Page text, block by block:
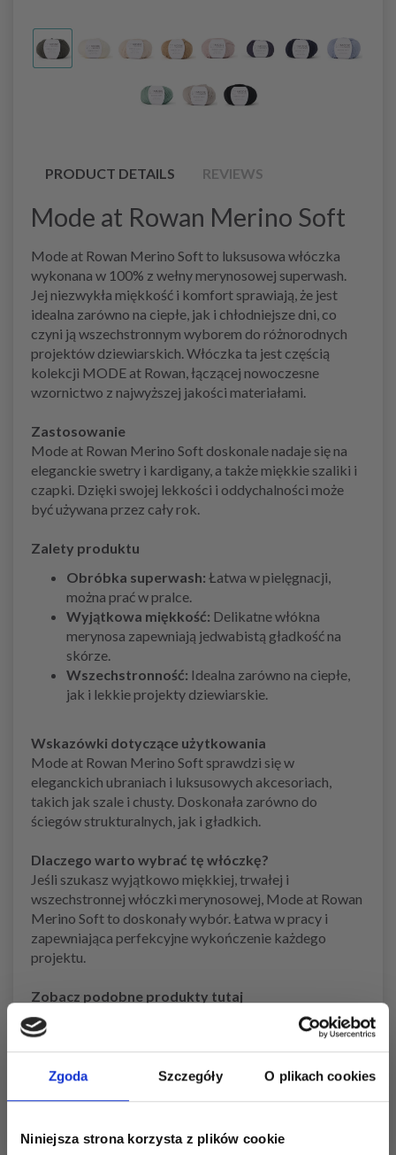
Zgoda Szczegóły O plikach cookies
Niniejsza strona korzysta z plików cookie
PRODUCT DETAILS REVIEWS
Mode at Rowan Merino Soft
Mode at Rowan Merino Soft to luksusowa włóczka
wykonana w 100% z wełny merynosowej superwash.
Jej niezwykła miękkość i komfort sprawiają, że jest
idealna zarówno na ciepłe, jak i chłodniejsze dni, co
czyni ją wszechstronnym wyborem do różnorodnych
projektów dziewiarskich. Włóczka ta jest częścią
kolekcji MODE at Rowan, łączącej nowoczesne
wzornictwo z najwyższej jakości materiałami.
Zastosowanie
Mode at Rowan Merino Soft doskonale nadaje się na
eleganckie swetry i kardigany, a także miękkie szaliki i
czapki. Dzięki swojej lekkości i oddychalności może
być używana przez cały rok.
Zalety produktu
Obróbka superwash: Łatwa w pielęgnacji,
można prać w pralce.
Wyjątkowa miękkość: Delikatne włókna
merynosa zapewniają jedwabistą gładkość na
skórze.
Wszechstronność: Idealna zarówno na ciepłe,
jak i lekkie projekty dziewiarskie.
Wskazówki dotyczące użytkowania
Mode at Rowan Merino Soft sprawdzi się w
eleganckich ubraniach i luksusowych akcesoriach,
takich jak szale i chusty. Doskonała zarówno do
ściegów strukturalnych, jak i gładkich.
Dlaczego warto wybrać tę włóczkę?
Jeśli szukasz wyjątkowo miękkiej, trwałej i
wszechstronnej włóczki merynosowej, Mode at Rowan
Merino Soft to doskonały wybór. Łatwa w pracy i
zapewniająca perfekcyjne wykończenie każdego
projektu.
Zobacz podobne produkty tutaj
Zobacz wszystkie włóczki z merynosa tutaj
Zobacz wszystkie wzory dziewiarskie tutaj